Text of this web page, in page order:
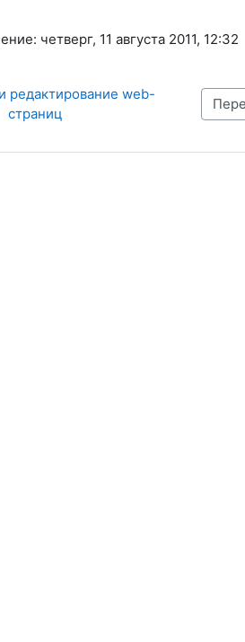
четверг, 11 августа 2011, 12:32
редактирование web-
страниц
Перейти на...